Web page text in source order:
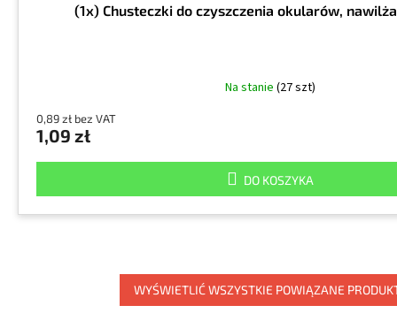
(1x) Chusteczki do czyszczenia okularów,
Na stanie (27 szt)
0,89 zł bez VAT
1,09 zł
DO KOSZYKA
WYŚWIETLIĆ WSZYSTKIE POWIĄZANE